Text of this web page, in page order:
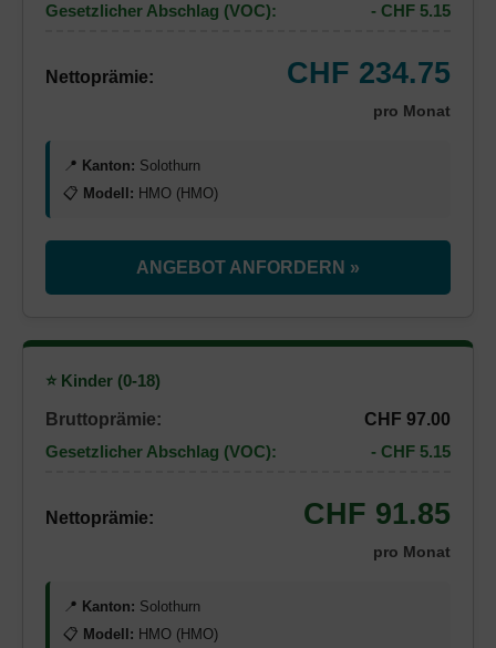
Gesetzlicher Abschlag (VOC):
- CHF 5.15
Nettoprämie: CHF 234.75
pro Monat
📍 Kanton: Solothurn
📋 Modell: HMO (HMO)
ANGEBOT ANFORDERN »
⭐ Kinder (0-18)
Bruttoprämie:
CHF 97.00
Gesetzlicher Abschlag (VOC):
- CHF 5.15
Nettoprämie: CHF 91.85
pro Monat
📍 Kanton: Solothurn
📋 Modell: HMO (HMO)